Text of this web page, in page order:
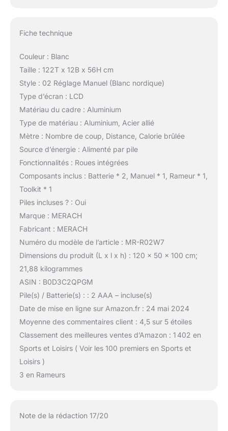
Fiche technique
Couleur : Blanc
Taille : 122T x 12B x 56H cm
Style : 02 Réglage Manuel (Blanc nordique)
Type d’écran : LCD
Matériau du cadre : Aluminium
Type de matériau : Aluminium, Acier allié
Mètre : Nombre de coup, Distance, Calorie brûlée
Source d’énergie : Alimenté par pile
Fonctionnalités : Roues intégrées
Composants inclus : Batterie * 2, Manuel * 1, Rameur * 1,
Toolkit * 1
Piles incluses ? : Oui
Marque : MERACH
Fabricant : MERACH
Numéro du modèle de l’article : MR-R02W7
Dimensions du produit (L x l x h) : 120 x 50 x 100 cm;
21,88 kilogrammes
ASIN : B0D3C2QPGM
Pile(s) / Batterie(s) : : 2 AAA – incluse(s)
Date de mise en ligne sur Amazon.fr : 24 mai 2024
Moyenne des commentaires client : 4,5 sur 5 étoiles
Classement des meilleures ventes d’Amazon : 1 402 en
Sports et Loisirs ( Voir les 100 premiers en Sports et
Loisirs )
3 en Rameurs
Note de la rédaction 17/20